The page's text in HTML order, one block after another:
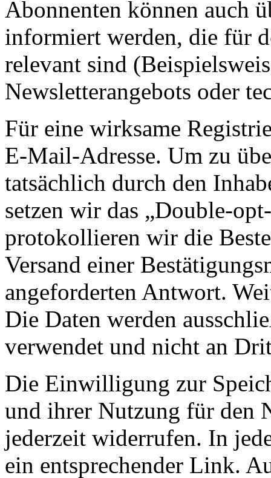
Abonnenten können auch
informiert werden, die für
relevant sind
Newsletterangebots oder
Für eine wirksame
E-Mail-Adresse. Um zu
tatsächlich durch den
setzen wir das „Double-
protokollieren wir die
Versand einer
angeforderten Antwort.
Die Daten werden
verwendet und nicht an
Die Einwilligung zur
und ihrer Nutzung für den
jederzeit widerrufen. In
ein entsprechender Link.